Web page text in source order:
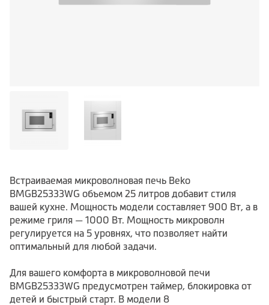
Встраиваемая микроволновая печь Beko
BMGB25333WG объемом 25 литров добавит стиля
вашей кухне. Мощность модели составляет 900 Вт, а в
режиме гриля — 1000 Вт. Мощность микроволн
регулируется на 5 уровнях, что позволяет найти
оптимальный для любой задачи.
Для вашего комфорта в микроволновой печи
BMGB25333WG предусмотрен таймер, блокировка от
детей и быстрый старт. В модели 8